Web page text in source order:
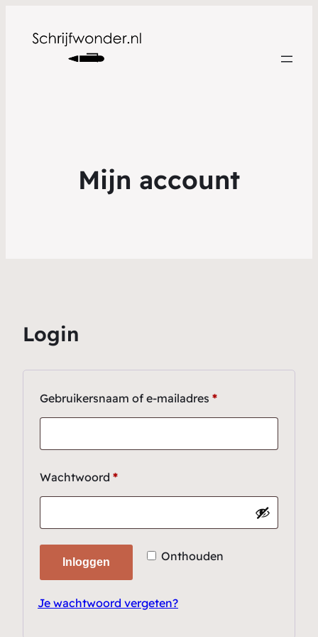
Mijn account
Login
Gebruikersnaam of e-mailadres *Vereist
Wachtwoord *Vereist
Onthouden
Inloggen
Je wachtwoord vergeten?